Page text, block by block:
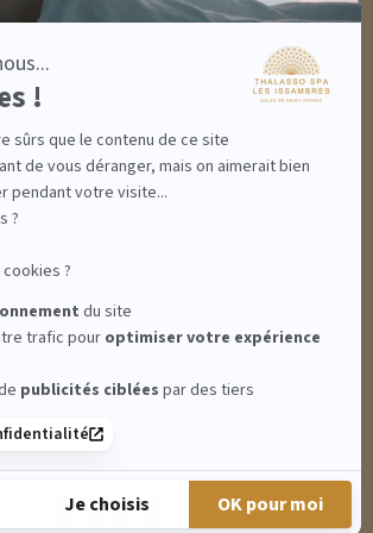
!
sûrs que le contenu de ce site
de vous déranger, mais on aimerait bien
pendant votre visite...
?
?
du site
trafic pouroptimiservotre expérience
publicités ciblées par des tiers
Je choisis OK pour moi
MON PANIER
MENTIONS LÉGALES
GÉNÉRALES - BONS CADEAUX
DE CONFIDENTIALITÉ
- RÉSIDENCE LES CALANQUES PIERRE &
DU MÉROU - 83380 LES ISSAMBRES -
VOS PRÉFÉRENCES EN MATIÈRE DE COOKIES